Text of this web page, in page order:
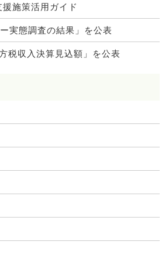
施策活用ガイド
実態調査の結果」を公表
税収入決算見込額」を公表